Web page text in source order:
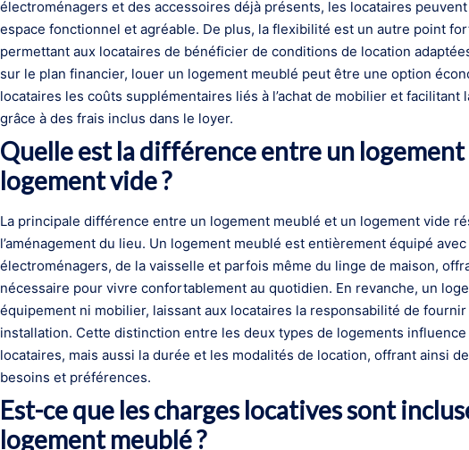
électroménagers et des accessoires déjà présents, les locataires
espace fonctionnel et agréable. De plus, la flexibilité est un autre point
permettant aux locataires de bénéficier de conditions de location
sur le plan financier, louer un logement meublé peut être une option
locataires les coûts supplémentaires liés à l’achat de mobilier et
grâce à des frais inclus dans le loyer.
Quelle est la différence entre un
logement vide ?
La principale différence entre un logement meublé et un logement vide
l’aménagement du lieu. Un logement meublé est entièrement équipé
électroménagers, de la vaisselle et parfois même du linge de maison,
nécessaire pour vivre confortablement au quotidien. En revanche, un
équipement ni mobilier, laissant aux locataires la responsabilité de
installation. Cette distinction entre les deux types de logements
locataires, mais aussi la durée et les modalités de location, offrant ainsi
besoins et préférences.
Est-ce que les charges locatives sont
logement meublé ?